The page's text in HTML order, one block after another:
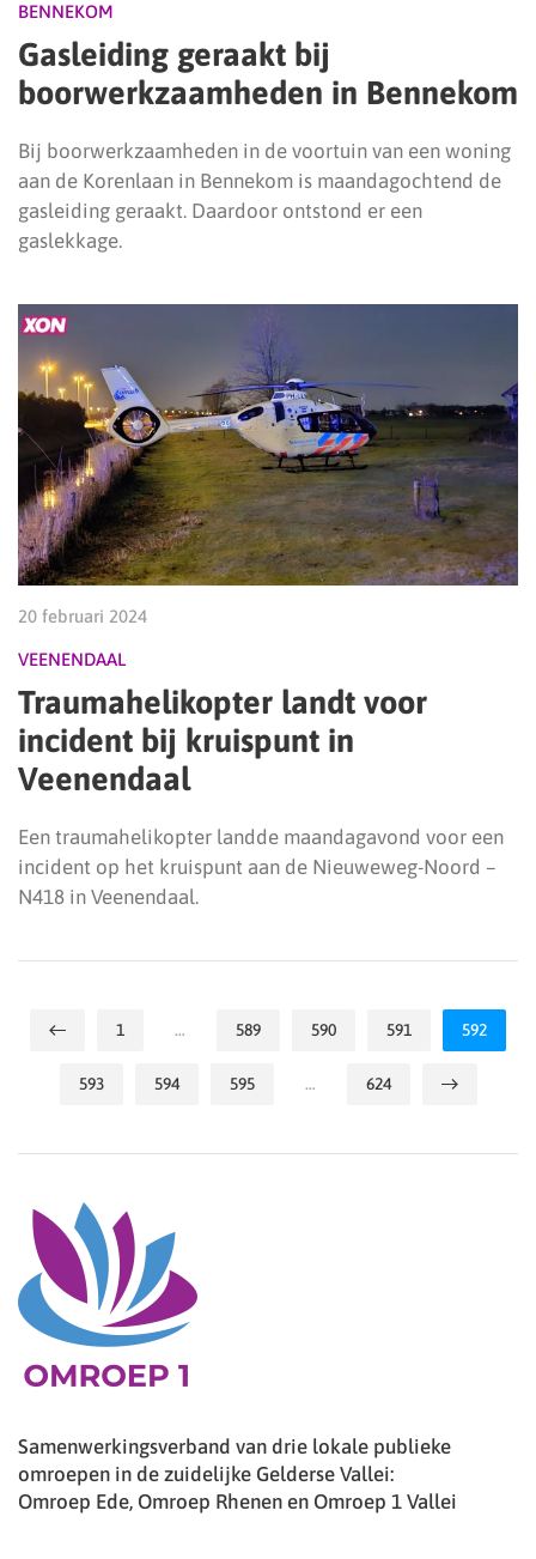
BENNEKOM
Gasleiding geraakt bij
boorwerkzaamheden in Bennekom
Bij boorwerkzaamheden in de voortuin van een woning
aan de Korenlaan in Bennekom is maandagochtend de
gasleiding geraakt. Daardoor ontstond er een
gaslekkage.
20 februari 2024
VEENENDAAL
Traumahelikopter landt voor
incident bij kruispunt in
Veenendaal
Een traumahelikopter landde maandagavond voor een
incident op het kruispunt aan de Nieuweweg-Noord –
N418 in Veenendaal.
1 … 589 590 591 592
593 594 595 … 624
Samenwerkingsverband van drie lokale publieke
omroepen in de zuidelijke Gelderse Vallei:
Omroep Ede, Omroep Rhenen en Omroep 1 Vallei